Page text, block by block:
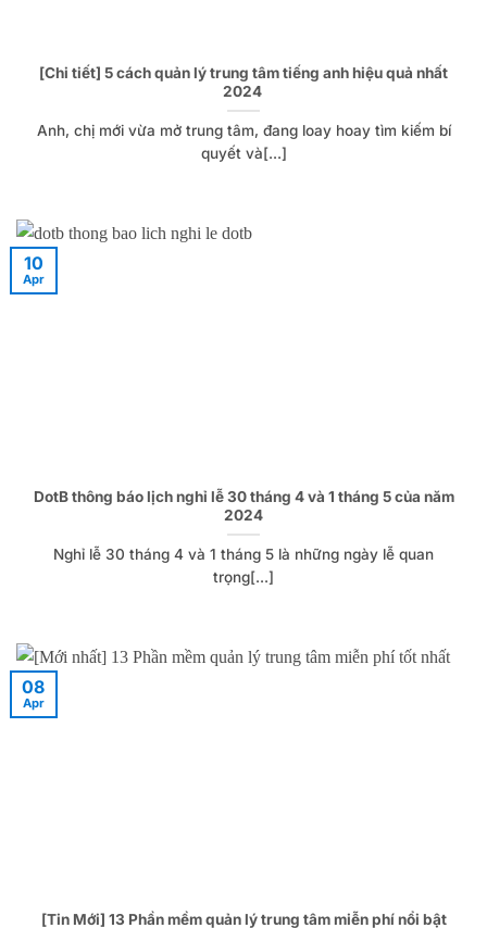
[Chi tiết] 5 cách quản lý trung tâm tiếng anh hiệu quả nhất
2024
Anh, chị mới vừa mở trung tâm, đang loay hoay tìm kiếm bí
quyết và[...]
DotB thông báo lịch nghỉ lễ 30 tháng 4 và 1 tháng 5 của năm
2024
Nghỉ lễ 30 tháng 4 và 1 tháng 5 là những ngày lễ quan
trọng[...]
10
Apr
[Tin Mới] 13 Phần mềm quản lý trung tâm miễn phí nổi bật
08
Apr